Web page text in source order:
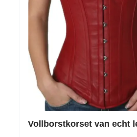
Vollborstkorset van echt